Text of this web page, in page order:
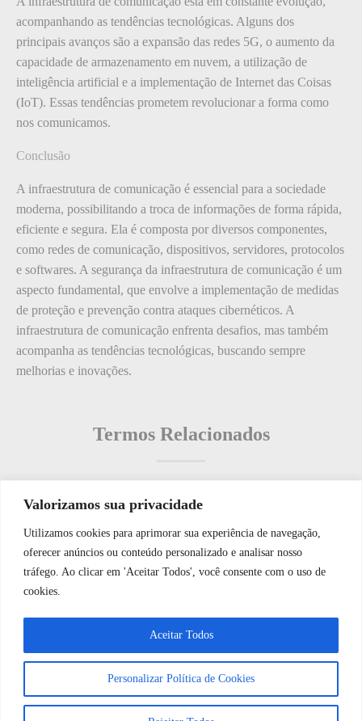
Valorizamos sua privacidade
Utilizamos cookies para aprimorar sua experiência de navegação,
oferecer anúncios ou conteúdo personalizado e analisar nosso
tráfego. Ao clicar em 'Aceitar Todos', você consente com o uso de
cookies.
Personalizar Política de Cookies
Aceitar Todos
acompanhando as tendências tecnológicas. Alguns dos
principais avanços são a expansão das redes 5G, o aumento da
capacidade de armazenamento em nuvem, a utilização de
inteligência artificial e a implementação de Internet das Coisas
(IoT). Essas tendências prometem revolucionar a forma como
nos comunicamos.
Conclusão
A infraestrutura de comunicação é essencial para a sociedade
moderna, possibilitando a troca de informações de forma rápida,
eficiente e segura. Ela é composta por diversos componentes,
como redes de comunicação, dispositivos, servidores, protocolos
e softwares. A segurança da infraestrutura de comunicação é um
aspecto fundamental, que envolve a implementação de medidas
de proteção e prevenção contra ataques cibernéticos. A
infraestrutura de comunicação enfrenta desafios, mas também
acompanha as tendências tecnológicas, buscando sempre
melhorias e inovações.
Termos Relacionados
Termos populares
O que é: Intensidade
O que é: Base de Dados de Reparos
O que é: normas de automação
O que é: notário em segurança
WhatsApp JF Tech
Vamos conversar e descobrir como
podemos ajudá-lo hoje?
Abrir bate-papo